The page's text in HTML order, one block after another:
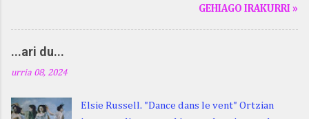
justuri...) hitza berari ikasi genion aspaldixe.
Kontua da, beraren sorterrian, Beskoizen,
egun" izeneko omenaldia antolatu dute. Hauxe
GEHIAGO IRAKURRI »
...ari du...
urria 08, 2024
Elsie Russell. "Dance dans le vent" Ortzian